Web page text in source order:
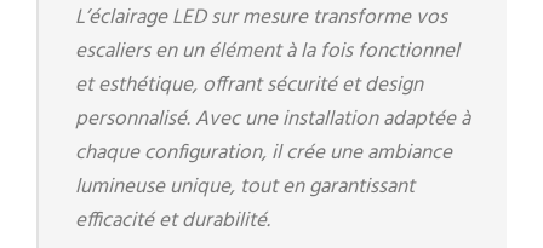
L’éclairage LED sur mesure transforme vos
escaliers en un élément à la fois fonctionnel
et esthétique, offrant sécurité et design
personnalisé. Avec une installation adaptée à
chaque configuration, il crée une ambiance
lumineuse unique, tout en garantissant
efficacité et durabilité.